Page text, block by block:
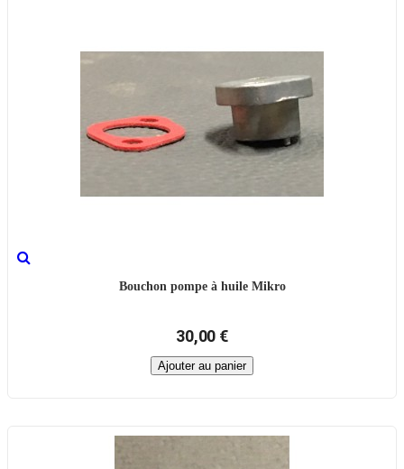
Bouchon pompe à huile Mikro
30,00 €
Ajouter au panier